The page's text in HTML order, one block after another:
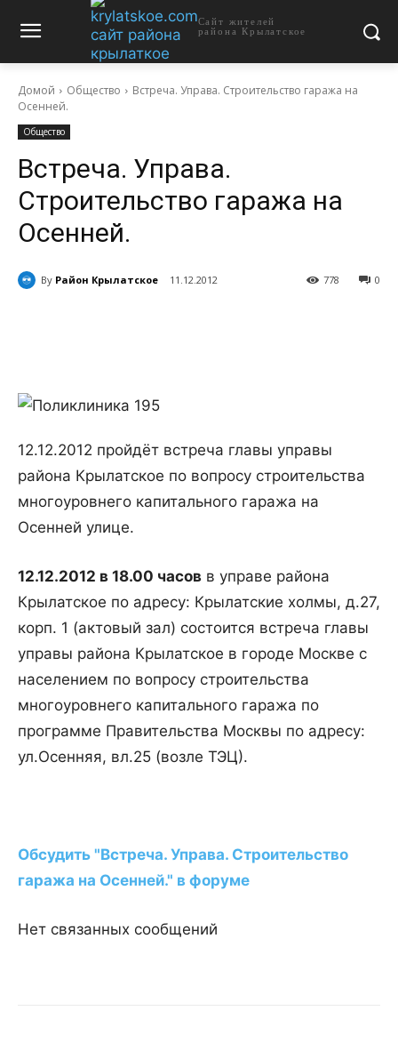
Сайт жителей
района Крылатское
Домой Общество
Встреча. Управа. Строительство гаража на
Осенней.
Общество
Встреча. Управа.
Строительство гаража на
Осенней.
By Район Крылатское 11.12.2012 0
778
12.12.2012 пройдёт встреча главы управы
района Крылатское по вопросу строительства
многоуровнего капитального гаража на
Осенней улице.
12.12.2012 в 18.00 часов в управе района
Крылатское по адресу: Крылатские холмы, д.27,
корп. 1 (актовый зал) состоится встреча главы
управы района Крылатское в городе Москве с
населением по вопросу строительства
многоуровнего капитального гаража по
программе Правительства Москвы по адресу:
ул.Осенняя, вл.25 (возле ТЭЦ).
Обсудить "Встреча. Управа. Строительство
гаража на Осенней." в форуме
Нет связанных сообщений